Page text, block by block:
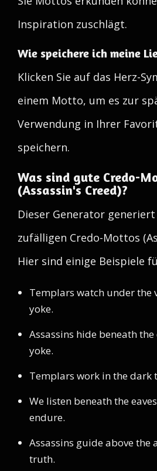
Inspiration zuschlägt.
Wie speichere ich meine
Klicken Sie auf das Herz-
einem Motto, um es zur
Verwendung in Ihrer
speichern.
Was sind gute Credo-
(Assassin's Creed)?
Dieser Generator
zufälligen Credo-Mottos
Hier sind einige Beispiele
Templars watch under the
yoke.
Assassins hide beneath
yoke.
Templars work in the dark
We listen beneath the
endure.
Assassins guide above the
truth.